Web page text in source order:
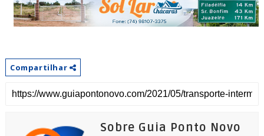
Compartilhar
Sobre Guia Ponto Novo